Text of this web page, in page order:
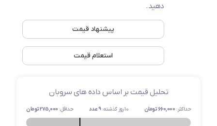
دهید.
پیشنهاد قیمت
استعلام قیمت
تحلیل قیمت بر اساس داده های سروبان
حداکثر: 660,000 تومان 10 روز گذشته: 9 عدد حداقل: 275,000 تومان